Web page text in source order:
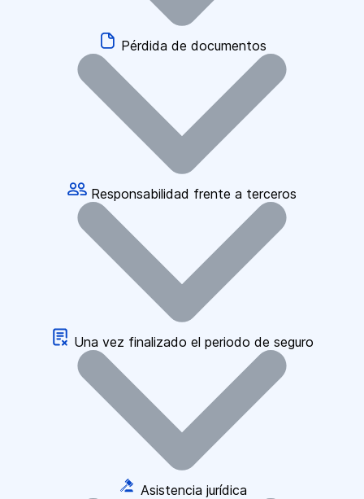
Pérdida de documentos
Responsabilidad frente a terceros
Una vez finalizado el periodo de seguro
Asistencia jurídica